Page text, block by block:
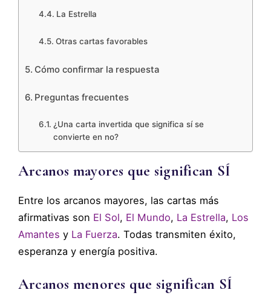
La Estrella
Otras cartas favorables
Cómo confirmar la respuesta
Preguntas frecuentes
¿Una carta invertida que significa sí se
convierte en no?
Arcanos mayores que significan SÍ
Entre los arcanos mayores, las cartas más
afirmativas son El Sol, El Mundo, La Estrella, Los
Amantes y La Fuerza. Todas transmiten éxito,
esperanza y energía positiva.
Arcanos menores que significan SÍ